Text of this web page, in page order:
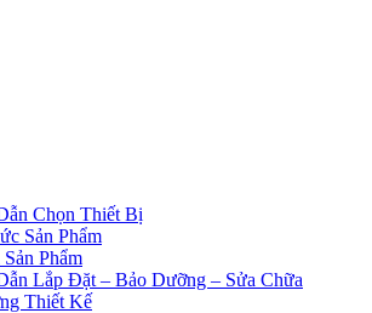
Chọn Thiết Bị
Sản Phẩm
Sản Phẩm
Lắp Đặt – Bảo Dưỡng – Sửa Chữa
Thiết Kế